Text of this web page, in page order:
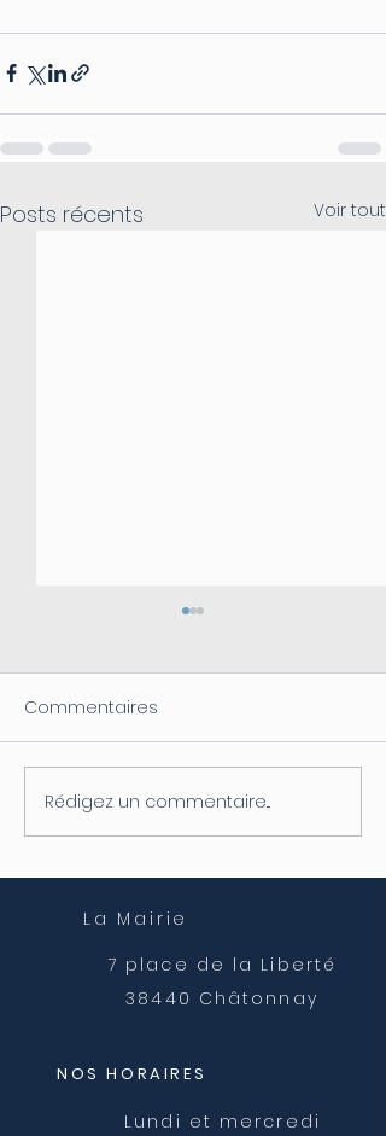
Posts récents Voir tout
Coupure d'électricité le
04/08
Commentaires
Rédigez un commentaire...
La Mairie
7 place de la Liberté
38440 Châtonnay
NOS HORAIRES
Lundi et mercredi